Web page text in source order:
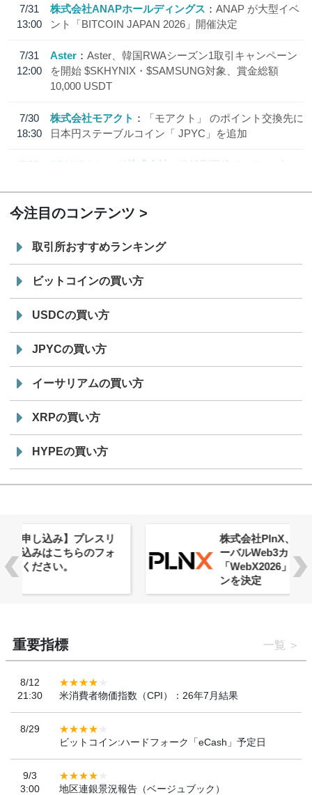
7/31
13:00
株式会社ANAPホールディングス
ANAP が大型イベ
ント「BITCOIN JAPAN 2026」開催決定
7/31
12:00
Aster
Aster、韓国RWAシーズン1取引キャンペーン
を開始 $SKHYNIX・$SAMSUNG対象、賞金総額
10,000 USDT
7/30
18:30
株式会社モアクト
「モアクト」 のポイント交換先に
日本円ステーブルコイン「 JPYC」を追加
7/29
SBI VCトレード株式会社
信託型円建てステーブル
今注目のコンテンツ
取引所おすすめランキング
ビットコインの買い方
USDCの買い方
JPYCの買い方
イーサリアムの買い方
XRPの買い方
HYPEの買い方
株式会社PlnX、アジア最大級のグロ
ーバルWeb3カンファレンス
「WebX2026」とのコラボレーショ
重要指標 一覧
8/12
21:30
米消費者物価指数（CPI）：26年7月結果
8/29
ビットコイン:ハードフォーク「eCash」予定日
9/3
3:00
地区連銀景況報告（ベージュブック）